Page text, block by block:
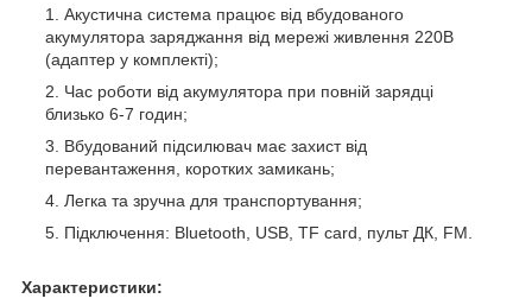
Акустична система працює від вбудованого
акумулятора заряджання від мережі живлення 220В
(адаптер у комплекті);
Час роботи від акумулятора при повній зарядці
близько 6-7 годин;
Вбудований підсилювач має захист від
перевантаження, коротких замикань;
Легка та зручна для транспортування;
Підключення: Bluetooth, USB, TF card, пульт ДК, FM.
Характеристики: